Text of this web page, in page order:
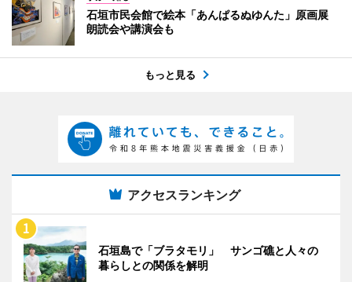
石垣市民会館で絵本「あんぱるぬゆんた」原画展
朗読会や講演会も
もっと見る
アクセスランキング
石垣島で「ブラタモリ」 サンゴ礁と人々の
暮らしとの関係を解明